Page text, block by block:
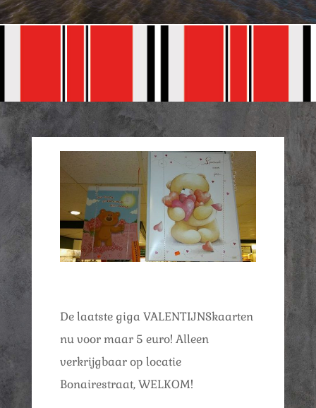
De laatste giga VALENTIJNSkaarten
nu voor maar 5 euro! Alleen
verkrijgbaar op locatie
Bonairestraat, WELKOM!